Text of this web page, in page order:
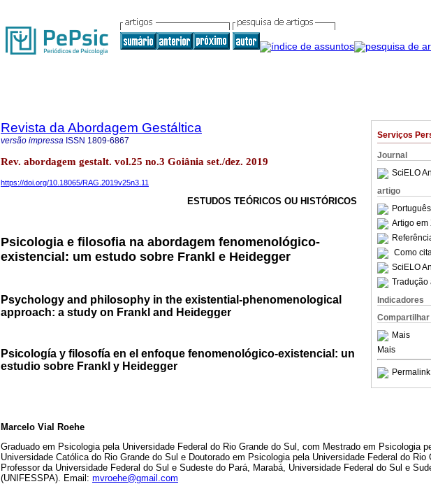
Serviços
Journal
SciELO
artigo
Artigo em
Como
SciELO
Tradução
Indicadores
Compartilhar
Mais
Mais
Permalink
Revista da Abordagem Gestáltica
versão impressa ISSN 1809-6867
Rev. abordagem gestalt. vol.25 no.3 Goiânia set./dez. 2019
https://doi.org/10.18065/RAG.2019v25n3.11
ESTUDOS TEÓRICOS OU HISTÓRICOS
Psicologia e filosofia na abordagem fenomenológico-
existencial: um estudo sobre Frankl e Heidegger
Psychology and philosophy in the existential-phenomenological
approach: a study on Frankl and Heidegger
Psicología y filosofía en el enfoque fenomenológico-existencial: un
estudio sobre Frankl y Heidegger
Marcelo Vial Roehe
Graduado em Psicologia pela Universidade Federal do Rio Grande do Sul, com Mestrado em Psicologia
Universidade Católica do Rio Grande do Sul e Doutorado em Psicologia pela Universidade Federal do Rio
Professor da Universidade Federal do Sul e Sudeste do Pará, Marabá, Universidade Federal do Sul e
(UNIFESSPA). Email: mvroehe@gmail.com